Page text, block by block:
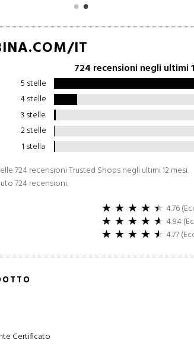
IT
724 recensioni negli ultimi
5 stelle
4 stelle
3 stelle
2 stelle
1 stella
724 recensioni Trusted Shops negli ultimi 12 mesi.
724 recensioni.
4.76
4.84
4.77
Certificato